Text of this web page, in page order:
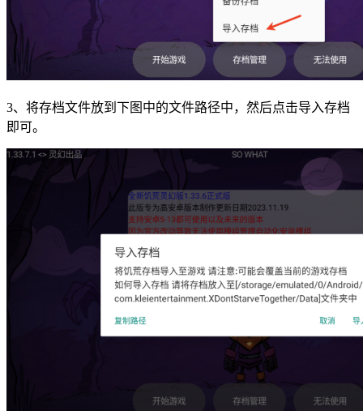
3、将存档文件放到下图中的文件路径中，然后点击导入存档
即可。